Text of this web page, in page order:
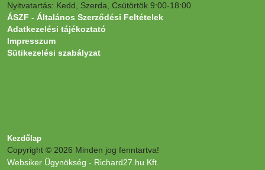
Nyitvatartás: Kedd, Szerda, Csütörtök 9:00-18:00
ÁSZF - Általános Szerződési Feltételek
Adatkezelési tájékoztató
Impresszum
Sütikezelési szabályzat
Kezdőlap
Copyright © 2026 Minden jog fenntartva!
Websiker Ügynökség - Richard27.hu Kft.